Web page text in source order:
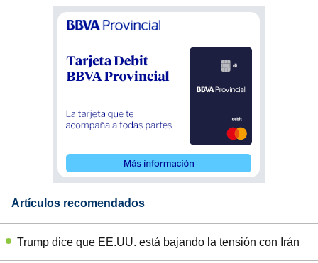
Artículos recomendados
Trump dice que EE.UU. está bajando la tensión con Irán